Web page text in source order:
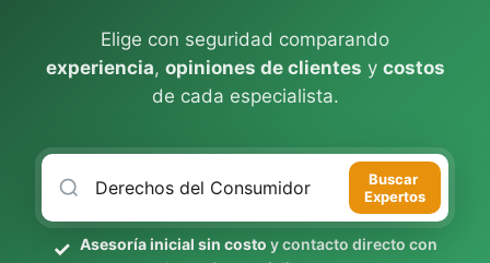
Elige con seguridad comparando
experiencia, opiniones de clientes y costos
de cada especialista.
Buscar
Expertos
Asesoría inicial sin costo y contacto directo con